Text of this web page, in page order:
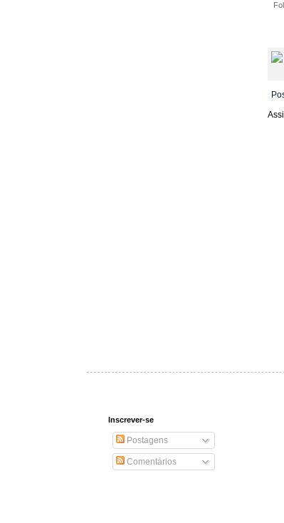
Inscrever-se
Postagens
Comentários